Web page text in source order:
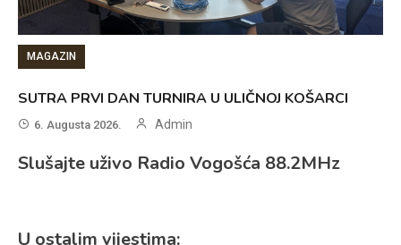
MAGAZIN
SUTRA PRVI DAN TURNIRA U ULIČNOJ KOŠARCI
6. Augusta 2026. Admin
Slušajte uživo Radio Vogošća 88.2MHz
U ostalim vijestima: